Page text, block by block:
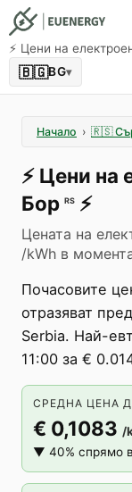
⚡️ Цени на
🇧🇬BG▾
Начало › 🇷🇸
⚡️ Цени на
Бор RS ⚡️
Цената на
/kWh в
Почасовите
отразяват
Serbia. Най-
11:00 за €
СРЕДНА ЦЕНА
€ 0,1083 /
▼ 40% спрямо